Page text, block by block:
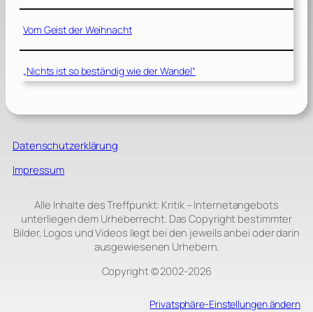
Vom Geist der Weihnacht
„Nichts ist so beständig wie der Wandel“
Datenschutzerklärung
Impressum
Alle Inhalte des Treffpunkt: Kritik – Internetangebots
unterliegen dem Urheberrecht. Das Copyright bestimmter
Bilder, Logos und Videos liegt bei den jeweils anbei oder darin
ausgewiesenen Urhebern.
Copyright © 2002‑2026
Privatsphäre-Einstellungen ändern